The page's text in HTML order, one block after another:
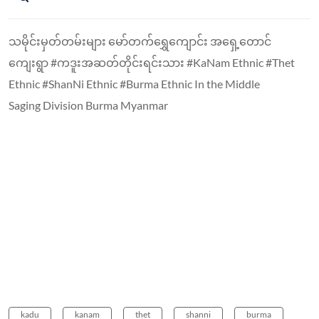
သမိုင်းမှတ်တမ်းများ မော်တက်ရွှေကျောင်း အရှေ့တောင်
ကျေးရွာ #ကဒူးအဆတ်တိုင်းရင်းသား #KaNam Ethnic #Thet
Ethnic #ShanNi Ethnic #Burma Ethnic In the Middle
Saging Division Burma Myanmar
kadu kanam thet shanni burma